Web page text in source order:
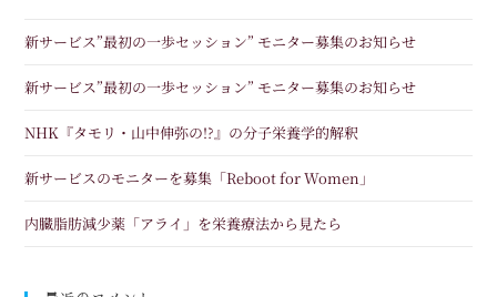
新サービス”最初の一歩セッション” モニター募集のお知らせ
新サービス”最初の一歩セッション” モニター募集のお知らせ
NHK『タモリ・山中伸弥の!?』の分子栄養学的解釈
新サービスのモニターを募集「Reboot for Women」
内臓脂肪減少薬「アライ」を栄養療法から見たら